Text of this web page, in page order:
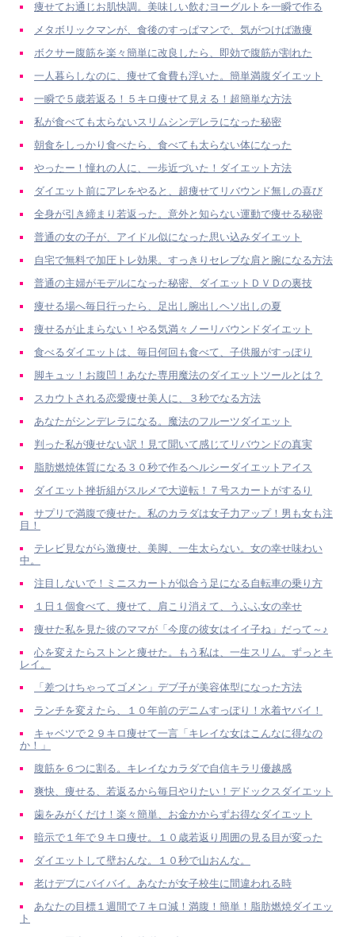
痩せてお通じお肌快調。美味しい飲むヨーグルトを一瞬で作る
メタボリックマンが、食後のすっぱマンで、気がつけば激痩
ボクサー腹筋を楽々簡単に改良したら、即効で腹筋が割れた
一人暮らしなのに、痩せて食費も浮いた。簡単満腹ダイエット
一瞬で５歳若返る！５キロ痩せて見える！超簡単な方法
私が食べても太らないスリムシンデレラになった秘密
朝食をしっかり食べたら、食べても太らない体になった
やったー！憧れの人に、一歩近づいた！ダイエット方法
ダイエット前にアレをやると、超痩せてリバウンド無しの喜び
全身が引き締まり若返った。意外と知らない運動で痩せる秘密
普通の女の子が、アイドル似になった思い込みダイエット
自宅で無料で加圧トレ効果。すっきりセレブな肩と腕になる方法
普通の主婦がモデルになった秘密、ダイエットＤＶＤの裏技
痩せる場へ毎日行ったら、足出し腕出しヘソ出しの夏
痩せるが止まらない！やる気満々ノーリバウンドダイエット
食べるダイエットは、毎日何回も食べて、子供服がすっぽり
脚キュッ！お腹凹！あなた専用魔法のダイエットツールとは？
スカウトされる恋愛痩せ美人に、３秒でなる方法
あなたがシンデレラになる。魔法のフルーツダイエット
判った私が痩せない訳！見て聞いて感じてリバウンドの真実
脂肪燃焼体質になる３０秒で作るヘルシーダイエットアイス
ダイエット挫折組がスルメで大逆転！７号スカートがするり
サプリで満腹で痩せた。私のカラダは女子力アップ！男も女も注
目！
テレビ見ながら激痩せ、美脚、一生太らない。女の幸せ味わい
中。
注目しないで！ミニスカートが似合う足になる自転車の乗り方
１日１個食べて、痩せて、肩こり消えて、うふふ女の幸せ
痩せた私を見た彼のママが「今度の彼女はイイ子ね」だって～♪
心を変えたらストンと痩せた。もう私は、一生スリム。ずっとキ
レイ。
「差つけちゃってゴメン」デブ子が美容体型になった方法
ランチを変えたら、１０年前のデニムすっぽり！水着ヤバイ！
キャベツで２９キロ痩せて一言「キレイな女はこんなに得なの
か！」
腹筋を６つに割る。キレイなカラダで自信キラリ優越感
爽快、痩せる、若返るから毎日やりたい！デドックスダイエット
歯をみがくだけ！楽々簡単、お金かからずお得なダイエット
暗示で１年で９キロ痩せ。１０歳若返り周囲の見る目が変った
ダイエットして壁おんな。１０秒で山おんな。
老けデブにバイバイ。あなたが女子校生に間違われる時
あなたの目標１週間で７キロ減！満腹！簡単！脂肪燃焼ダイエッ
ト